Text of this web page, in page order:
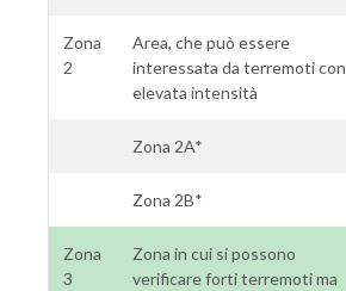
Zona
2
Area, che può essere
interessata da terremoti con
elevata intensità
Zona 2A*
Zona 2B*
Zona
3
Zona in cui si possono
verificare forti terremoti ma